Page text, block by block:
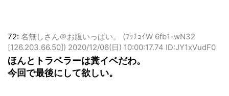
72:名無しさん＠お腹いっぱい。 (ﾜｯﾁｮｲW 6fb1-wN32
[126.203.66.50]) 2020/12/06(日) 10:00:17.74 ID:JY1xVudF0
ほんとトラベラーは糞イベだわ。